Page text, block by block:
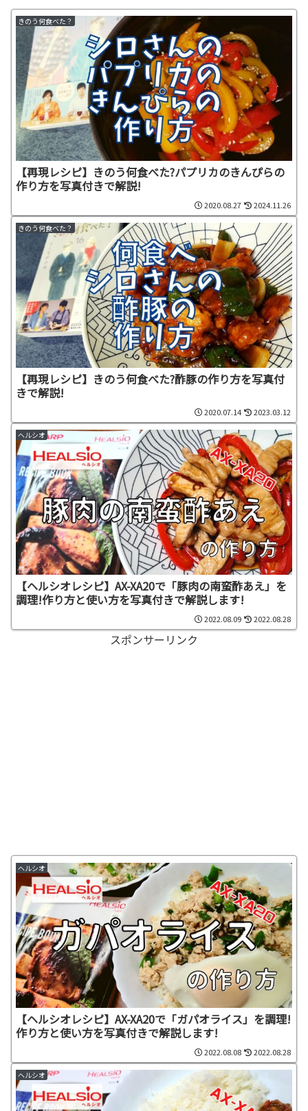
きのう何食べた？
【再現レシピ】きのう何食べた?パプリカのきんぴらの
作り方を写真付きで解説!
2020.08.27 2024.11.26
きのう何食べた？
【再現レシピ】きのう何食べた?酢豚の作り方を写真付
きで解説!
2020.07.14 2023.03.12
ヘルシオ
【ヘルシオレシピ】AX-XA20で「豚肉の南蛮酢あえ」を
調理!作り方と使い方を写真付きで解説します!
2022.08.09 2022.08.28
スポンサーリンク
ヘルシオ
【ヘルシオレシピ】AX-XA20で「ガパオライス」を調理!
作り方と使い方を写真付きで解説します!
2022.08.08 2022.08.28
ヘルシオ